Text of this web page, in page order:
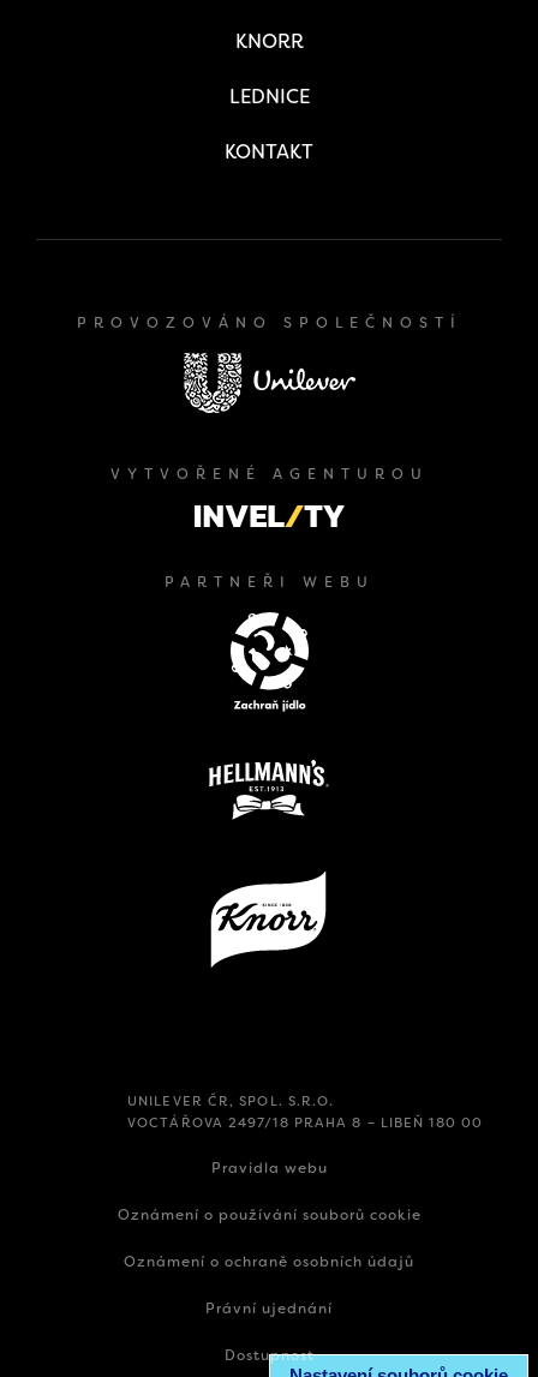
KNORR
LEDNICE
KONTAKT
PROVOZOVÁNO SPOLEČNOSTÍ
VYTVOŘENÉ AGENTUROU
PARTNEŘI WEBU
UNILEVER ČR, SPOL. S.R.O.
VOCTÁŘOVA 2497/18 PRAHA 8 – LIBEŇ 180 00
Pravidla webu
Oznámení o používání souborů cookie
Oznámení o ochraně osobních údajů
Právní ujednání
Dostupnost